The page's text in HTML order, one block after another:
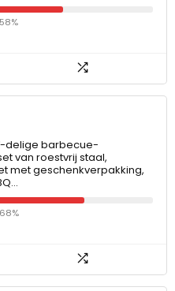
delige barbecue-
van roestvrij staal,
met geschenkverpakking,